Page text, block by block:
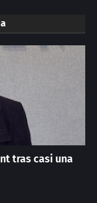
tras casi una